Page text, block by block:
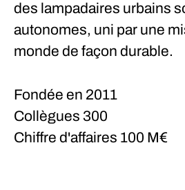
des lampadaires urbains
autonomes, uni par une
monde de façon durable.
Fondée en 2011
Collègues 300
Chiffre d'affaires 100 M€